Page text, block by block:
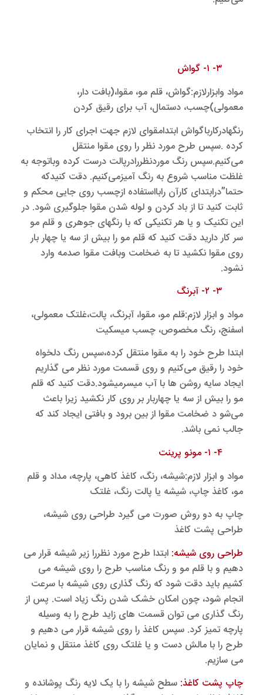
مواد وابزارلازم:گواش، قلم مو، مقوا،(بافت دار،
معمولی)چسب، دستمال، آب برای رقیق کردن
رنگهادرکارباگواش ابتدامقوای لازم جهت اجرای کار را انتخاب
کرده .سپس طرح مورد نظر را روی مقوا منتقل
می‌کنیم.سپس رنگ موردنظررادرپالت درست کرده وباتوجه به
غلظت مناسب شروع به رنگ آمیزمی‌کنیم. دقت کنیدکه
حتما”درابتدای کارآن رابااستفاده ازچسب روی جایی محکم و
ثابت کنید تا از باد کردن و لوله شدن مقوا جلوگیری شود. در
این تکنیک و یا هر تکنیکی که با رنگهای جوهری و قلم مو
سر کار دارید دقت کنید که قلم مو را بیش از سه یا چهار بار
روی مقوا نکشید تا به ضخامت وبافت مقوا صدمه وارد
نشود.
مواد و ابزار لازم:قلم مو، مقوا، آبرنگ، پالت،غلتک معمولی،
اسفنج، رنگ مخصوص، چسب میسکیت
ابتدا طرح خود را به مقوا منتقل کرده،سپس رنگ دلخواه
خود را رقیق می‌کنیم و روی قسمت مورد نظر می گذاریم
ایجاد سایه روشن ها با آب میسرمیشود.دقت کنید که قلم
مو را بیش از سه یا چهاربار بر روی کار نکشید زیرا باعث
می‌شو د ضخامت مقوا از بین برود و بافتی ایجاد کند که
جالب نمی باشد.
مواد و ابزار لازم:شیشه، رنگ، کاغذ کاهی، پارچه، مداد و قلم
مو، کاغذ چاپ، شیشه یا پالت رنگ، غلتک
چاپ به دو روش صورت می گیرد طراحی روی شیشه،
طراحی پشت کاغذ
طراحی روی شیشه: ابتدا طرح مورد نظررا زیر شیشه قرار می
دهیم و با قلم مو و رنگ مناسب طرح را روی شیشه می
کشیم باید دقت شود که رنگ گذاری روی شیشه با سرعت
انجام شود، چون امکان خشک شدن رنگ زیاد است. پس از
رنگ گذاری می توان قسمت های زاید طرح را به وسیله
پارچه تمیز کرد. سپس کاغذ را روی شیشه قرار می دهیم و
طرح را با مالش دست و یا غلتک روی کاغذ منتقل و نمایان
می سازیم.
چاپ پشت کاغذ: سطح شیشه را با یک لایه رنگ پوشانده و